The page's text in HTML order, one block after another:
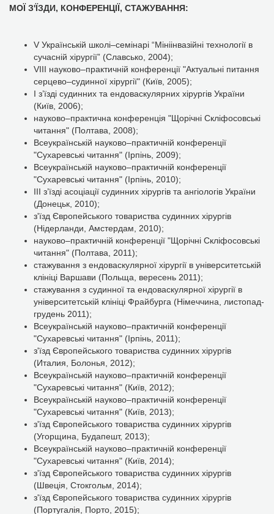
МОЇ З'ЇЗДИ, КОНФЕРЕНЦІЇ, СТАЖУВАННЯ:
V Українській школі–семінарі “Мініінвазійні технології в
сучасній хірургії” (Славсько, 2004);
VIIІ науково–практичній конференції "Актуальні питання
серцево–судинної хірургії" (Київ, 2005);
І з’їзді судинних та ендоваскулярних хірургів України
(Київ, 2006);
науково–практична конференція "Щорічні Скліфосовські
читання" (Полтава, 2008);
Всеукраїнській науково–практичній конференції
"Сухаревські читання" (Ірпінь, 2009);
Всеукраїнській науково–практичній конференції
"Сухаревські читання" (Ірпінь, 2010);
ІІІ з’їзді асоціації судинних хірургів та ангіологів України
(Донецьк, 2010);
з'їзд Європейського товариства судинних хірургів
(Нідерланди, Амстердам, 2010);
науково–практичній конференції "Щорічні Скліфосовські
читання" (Полтава, 2011);
стажування з ендоваскулярної хірургії в університетській
клініці Варшави (Польща, вересень 2011);
стажування з судинної та ендоваскулярної хірургії в
університетській клініці Фрайбурга (Німеччина, листопад-
грудень 2011);
Всеукраїнській науково–практичній конференції
"Сухаревські читання" (Ірпінь, 2011);
з'їзд Європейського товариства судинних хірургів
(Италия, Болонья, 2012);
Всеукраїнській науково–практичній конференції
"Сухаревські читання" (Київ, 2012);
Всеукраїнській науково–практичній конференції
"Сухаревські читання" (Київ, 2013);
з'їзд Європейського товариства судинних хірургів
(Угорщина, Будапешт, 2013);
Всеукраїнській науково–практичній конференції
"Сухаревські читання" (Київ, 2014);
з'їзд Європейського товариства судинних хірургів
(Швеція, Стокгольм, 2014);
з'їзд Європейського товариства судинних хірургів
(Португалія, Порто, 2015);